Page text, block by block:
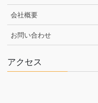
会社概要
お問い合わせ
アクセス